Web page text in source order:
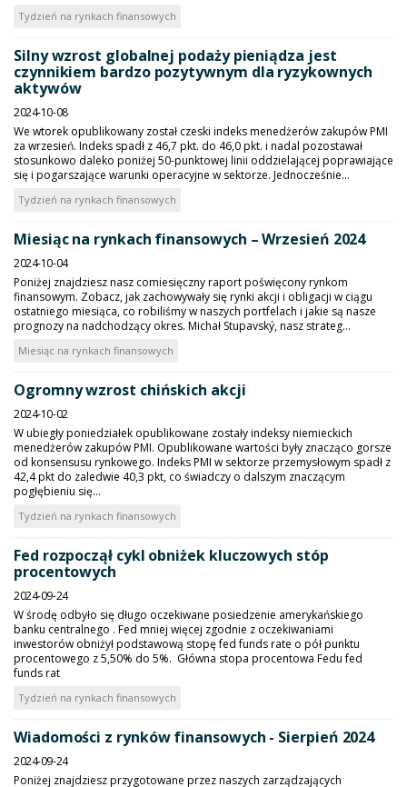
Tydzień na rynkach finansowych
Silny wzrost globalnej podaży pieniądza jest
czynnikiem bardzo pozytywnym dla ryzykownych
aktywów
2024-10-08
We wtorek opublikowany został czeski indeks menedżerów zakupów PMI
za wrzesień. Indeks spadł z 46,7 pkt. do 46,0 pkt. i nadal pozostawał
stosunkowo daleko poniżej 50-punktowej linii oddzielającej poprawiające
się i pogarszające warunki operacyjne w sektorze. Jednocześnie...
Tydzień na rynkach finansowych
Miesiąc na rynkach finansowych – Wrzesień 2024
2024-10-04
Poniżej znajdziesz nasz comiesięczny raport poświęcony rynkom
finansowym. Zobacz, jak zachowywały się rynki akcji i obligacji w ciągu
ostatniego miesiąca, co robiliśmy w naszych portfelach i jakie są nasze
prognozy na nadchodzący okres. Michał Stupavský, nasz strateg...
Miesiąc na rynkach finansowych
Ogromny wzrost chińskich akcji
2024-10-02
W ubiegły poniedziałek opublikowane zostały indeksy niemieckich
menedżerów zakupów PMI. Opublikowane wartości były znacząco gorsze
od konsensusu rynkowego. Indeks PMI w sektorze przemysłowym spadł z
42,4 pkt do zaledwie 40,3 pkt, co świadczy o dalszym znaczącym
pogłębieniu się...
Tydzień na rynkach finansowych
Fed rozpoczął cykl obniżek kluczowych stóp
procentowych
2024-09-24
W środę odbyło się długo oczekiwane posiedzenie amerykańskiego
banku centralnego . Fed mniej więcej zgodnie z oczekiwaniami
inwestorów obniżył podstawową stopę fed funds rate o pół punktu
procentowego z 5,50% do 5%. Główna stopa procentowa Fedu fed
funds rat
Tydzień na rynkach finansowych
Wiadomości z rynków finansowych - Sierpień 2024
2024-09-24
Poniżej znajdziesz przygotowane przez naszych zarządzających